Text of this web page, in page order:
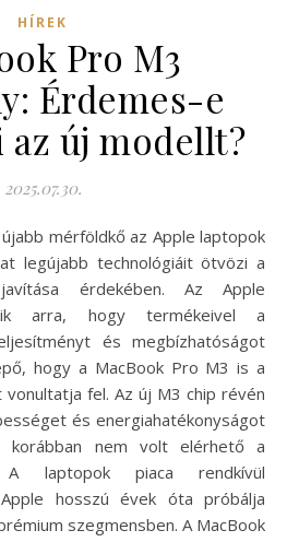
HÍREK
Pro M3
Érdemes-e
az új modellt?
2025.07.30.
legújabb technológiáit ötvözi a
érdekében. Az Apple
arra, hogy termékeivel a
és megbízhatóságot
hogy a MacBook Pro M3 is a
fel. Az új M3 chip révén
és energiahatékonyságot
korábban nem volt elérhető a
A laptopok piaca rendkívül
hosszú évek óta próbálja
szegmensben. A MacBook